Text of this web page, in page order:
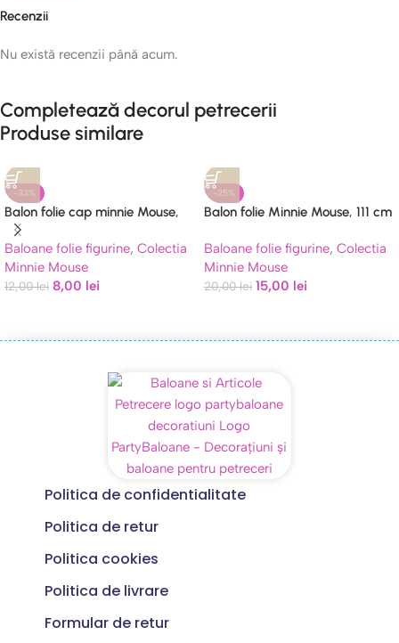
Recenzii
Nu există recenzii până acum.
Completează decorul petrecerii
Produse similare
-33%
Balon folie cap minnie Mouse,
funda rosie, 60 cm
Baloane folie figurine, Colectia
Minnie Mouse
12,00lei 8,00 lei
-25%
Balon folie Minnie Mouse, 111 cm
Baloane folie figurine, Colectia
Minnie Mouse
20,00lei 15,00 lei
Politica de confidentialitate
Politica de retur
Politica cookies
Politica de livrare
Formular de retur